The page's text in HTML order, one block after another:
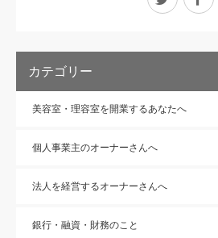
カテゴリー
美容室・理容室を開業するあなたへ
個人事業主のオーナーさんへ
法人を経営するオーナーさんへ
銀行・融資・財務のこと